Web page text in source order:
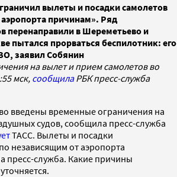
вылеты и посадки самолетов
причинам». Ряд
перенаправили в Шереметьево и
пытался прорваться беспилотник: его
заявил Собянин
на вылет и прием самолетов во
мск, сообщилаРБК пресс-служба
введены временные ограничения на
судов, сообщила пресс-служба
ТАСС. Вылеты и посадки
независящим от аэропорта
пресс-служба. Какие причины